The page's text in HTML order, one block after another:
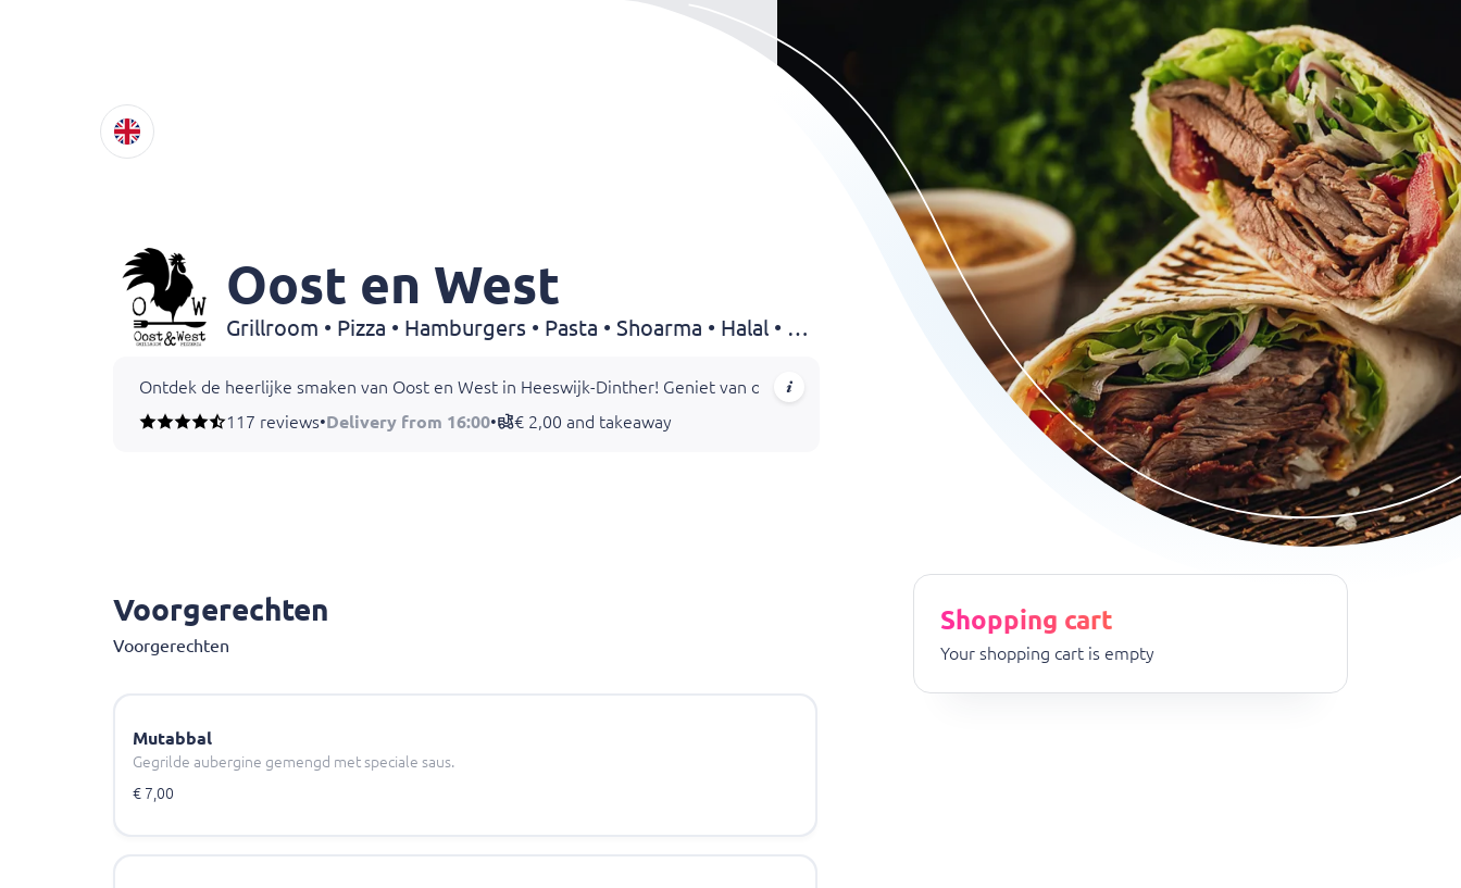
Oost en West
Grillroom • Pizza • Hamburgers • Pasta • Shoarma • Halal • Kapsalon • Chicken • BBQ • Döner • Dürüm • Kebab • Drinks
Ontdek de heerlijke smaken van Oost en West in Heeswijk-Dinther! Geniet van onze uitgebreide menukaart met Turkse pizza’s, lahmacun, kapsalon, schotels,
117 reviews•Delivery from 16:00• € 2,00 and takeaway
Voorgerechten
Voorgerechten
Mutabbal
Gegrilde aubergine gemengd met speciale saus.
€ 7,00
Shopping cart
Your shopping cart is empty